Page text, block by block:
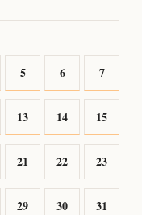
5 6 7
13 14 15
21 22 23
29 30 31